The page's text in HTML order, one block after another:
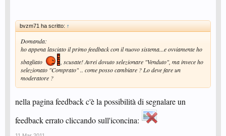
bvzm71 ha scritto: ↑
Domanda:
ho appena lasciato il primo feedback con il nuovo sistema...e ovviamente ho
sbagliato
, scusate! Avrei dovuto selezionare "Venduto", ma invece ho
selezionato "Comprato" .. come posso cambiare ? Lo deve fare un
moderatore ?
nella pagina feedback c'è la possibilità di segnalare un
feedback errato cliccando sull'iconcina: